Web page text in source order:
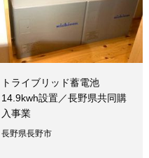
トライブリッド蓄電池
14.9kwh設置／長野県共同購
入事業
長野県長野市